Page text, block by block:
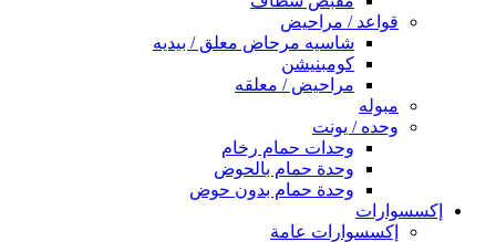
قواعد / مراحيض
شاسيه مرحاض معلق / بيديه
كومبنيشن
مراحيض / معلقه
مبوله
وحده / يونت
وحدات حمام رخام
وحدة حمام بالحوض
وحدة حمام بدون حوض
إكسسوارات
إكسسوارات عامة